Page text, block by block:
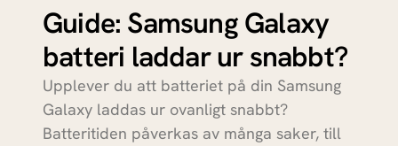
15 inch M5 (2026)
MacBook Pro
14 inch M5 (2026)
Apple
MacBook Pro
14 inch M5 Max
(2026)
Guide: Samsung Galaxy
batteri laddar ur snabbt?
Upplever du att batteriet på din Samsung
Galaxy laddas ur ovanligt snabbt?
Batteritiden påverkas av många saker, till